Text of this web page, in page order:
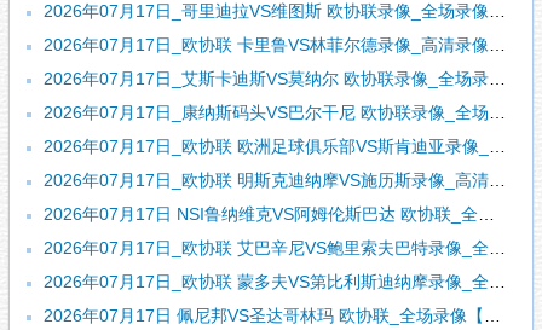
2026年07月17日_哥里迪拉VS维图斯 欧协联录像_全场录像【高清回放】
2026年07月17日_欧协联 卡里鲁VS林菲尔德录像_高清录像【全场回放】
2026年07月17日_艾斯卡迪斯VS莫纳尔 欧协联录像_全场录像【高清回放】
2026年07月17日_康纳斯码头VS巴尔干尼 欧协联录像_全场录像【全场回放】
2026年07月17日_欧协联 欧洲足球俱乐部VS斯肯迪亚录像_高清录像【全场回放】
2026年07月17日_欧协联 明斯克迪纳摩VS施历斯录像_高清录像【全场回放】
2026年07月17日 NSI鲁纳维克VS阿姆伦斯巴达 欧协联_全场录像【全场回放】
2026年07月17日_欧协联 艾巴辛尼VS鲍里索夫巴特录像_全场录像【全场回放】
2026年07月17日_欧协联 蒙多夫VS第比利斯迪纳摩录像_全场录像【视频集锦】
2026年07月17日 佩尼邦VS圣达哥林玛 欧协联_全场录像【视频集锦】